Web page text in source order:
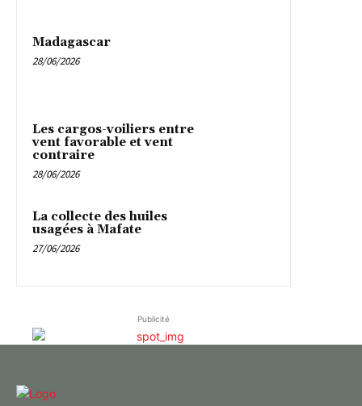
Madagascar
28/06/2026
Les cargos-voiliers entre
vent favorable et vent
contraire
28/06/2026
La collecte des huiles
usagées à Mafate
27/06/2026
Publicité